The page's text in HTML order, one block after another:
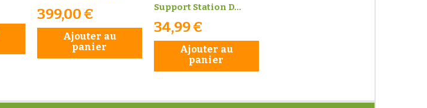
399,00 €
Ajouter au
panier
Support Station D...
34,99 €
Ajouter au
panier